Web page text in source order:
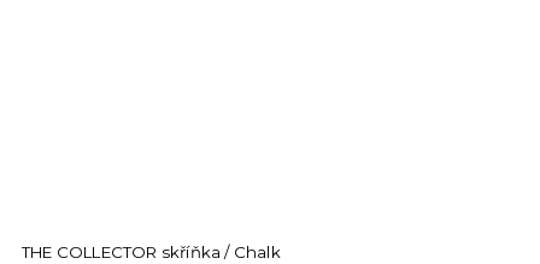
THE COLLECTOR skříňka / Chalk